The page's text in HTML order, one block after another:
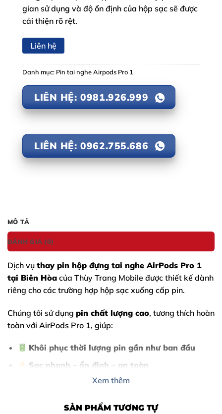
gian sử dụng và độ ổn định của hộp sạc sẽ được
cải thiện rõ rệt.
Liên hệ
Danh mục: Pin tai nghe Airpods Pro 1
LIÊN HỆ: 0981.926.999
LIÊN HỆ: 0962.755.686
MÔ TẢ
ĐÁNH GIÁ (0)
Dịch vụ thay pin hộp đựng tai nghe AirPods Pro 1
tại Biên Hòa của Thùy Trang Mobile được thiết kế dành
riêng cho các trường hợp hộp sạc xuống cấp pin.
Chúng tôi sử dụng pin chất lượng cao, tương thích hoàn
toàn với AirPods Pro 1, giúp:
Khôi phục thời lượng pin gần như ban đầu
Sạc nhanh – ổn định – an toàn
Tiết kiệm chi phí hơn 70% so với mua hộp mới
Xem thêm
SẢN PHẨM TƯƠNG TỰ